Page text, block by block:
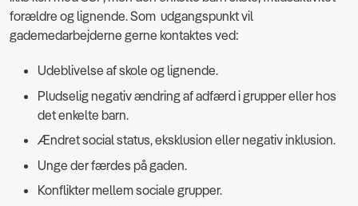
forældre og lignende. Som udgangspunkt vil
gademedarbejderne gerne kontaktes ved:
Udeblivelse af skole og lignende.
Pludselig negativ ændring af adfærd i grupper eller hos
det enkelte barn.
Ændret social status, eksklusion eller negativ inklusion.
Unge der færdes på gaden.
Konflikter mellem sociale grupper.